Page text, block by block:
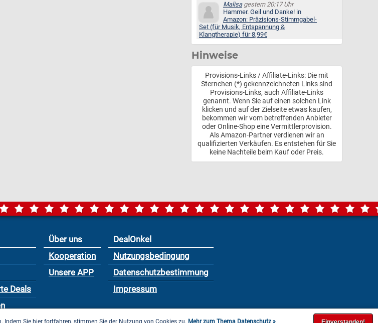
Malisagestern 20:17 Uhr
Hammer. Geil und Danke! in
Amazon: Präzisions-Stimmgabel-
Set (für Musik, Entspannung &
Klangtherapie) für 8,99€
Hinweise
Provisions-Links / Affiliate-Links: Die mit
Sternchen (*) gekennzeichneten Links sind
Provisions-Links, auch Affiliate-Links
genannt. Wenn Sie auf einen solchen Link
klicken und auf der Zielseite etwas kaufen,
bekommen wir vom betreffenden Anbieter
oder Online-Shop eine Vermittlerprovision.
Als Amazon-Partner verdienen wir an
qualifizierten Verkäufen. Es entstehen für Sie
keine Nachteile beim Kauf oder Preis.
Deals
Über uns
Kooperation
Unsere APP
DealOnkel
Nutzungsbedingung
Datenschutzbestimmung
Impressum
Indem Sie hier fortfahren, stimmen Sie der Nutzung von Cookies zu. Mehr zum Thema Datenschutz »